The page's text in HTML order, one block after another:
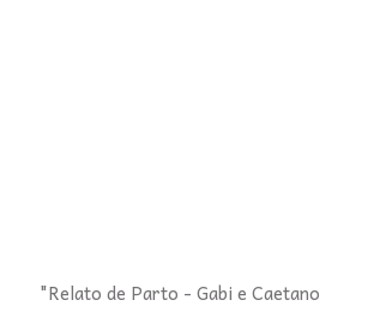
"Relato de Parto - Gabi e Caetano